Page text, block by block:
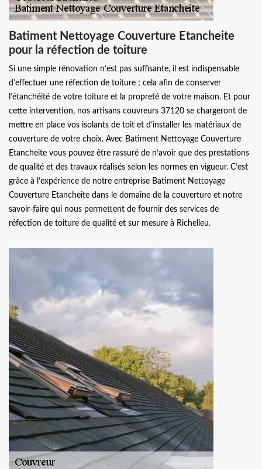
Batiment Nettoyage Couverture Etancheite
pour la réfection de toiture
Si une simple rénovation n’est pas suffisante, il est indispensable
d’effectuer une réfection de toiture ; cela afin de conserver
l’étanchéité de votre toiture et la propreté de votre maison. Et pour
cette intervention, nos artisans couvreurs 37120 se chargeront de
mettre en place vos isolants de toit et d’installer les matériaux de
couverture de votre choix. Avec Batiment Nettoyage Couverture
Etancheite vous pouvez être rassuré de n’avoir que des prestations
de qualité et des travaux réalisés selon les normes en vigueur. C’est
grâce à l’expérience de notre entreprise Batiment Nettoyage
Couverture Etancheite dans le domaine de la couverture et notre
savoir-faire qui nous permettent de fournir des services de
réfection de toiture de qualité et sur mesure à Richelieu.